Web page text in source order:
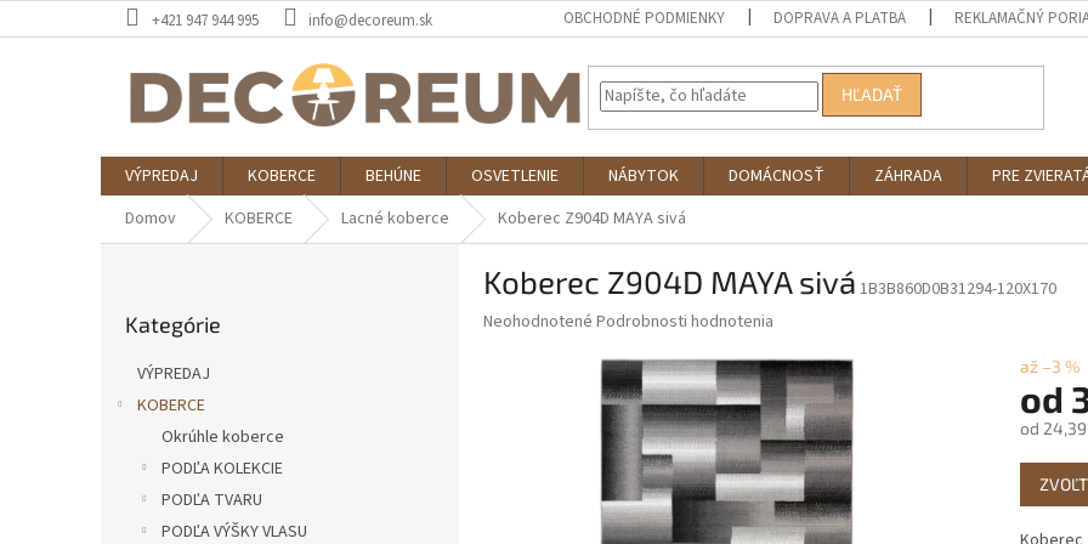
na
+421 947 944 995 info@decoreum.sk OBCHODNÉ PODMIENKY DOPRAVA A PLATBA REKLAMAČNÝ
HĽADAŤ
VÝPREDAJ KOBERCE BEHÚNE OSVETLENIE NÁBYTOK DOMÁCNOSŤ ZÁHRADA
PRE
Domov
KOBERCE Lacné koberce Koberec Z904D MAYA sivá
kategórie
Kategórie
VÝPREDAJ
KOBERCE
Okrúhle koberce
PODĽA KOLEKCIE
PODĽA TVARU
PODĽA VÝŠKY VLASU
Koberec Z904D MAYA sivá 1B3B860D0B31294-120X170
Priemerné
Neohodnotené Podrobnosti hodnotenia
až –3 %
od
od
cena: